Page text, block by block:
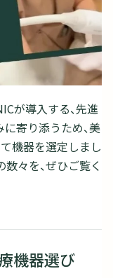
が導入する、先進
寄り添うため、美
機器を選定しまし
々を、ぜひご覧く
機器選び